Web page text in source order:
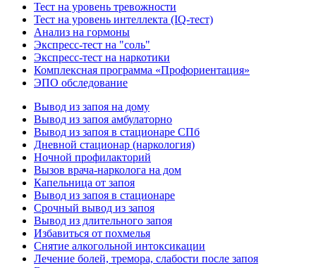
Тест на уровень тревожности
Тест на уровень интеллекта (IQ-тест)
Анализ на гормоны
Экспресс-тест на "соль"
Экспресс-тест на наркотики
Комплексная программа «Профориентация»
ЭПО обследование
Вывод из запоя на дому
Вывод из запоя амбулаторно
Вывод из запоя в стационаре СПб
Дневной стационар (наркология)
Ночной профилакторий
Вызов врача-нарколога на дом
Капельница от запоя
Вывод из запоя в стационаре
Срочный вывод из запоя
Вывод из длительного запоя
Избавиться от похмелья
Снятие алкогольной интоксикации
Лечение болей, тремора, слабости после запоя